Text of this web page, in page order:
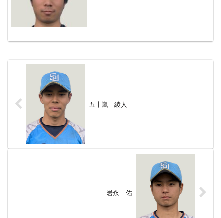
五十嵐 綾人
岩永 佑